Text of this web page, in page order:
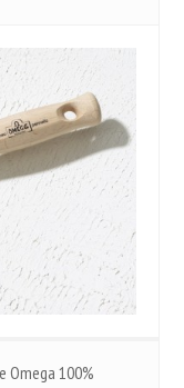
Omega 100%